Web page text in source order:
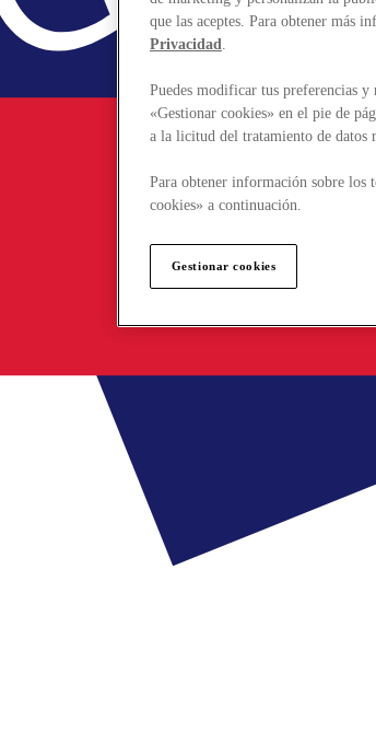
que las aceptes. Para obtener más
Privacidad.
Puedes modificar tus preferencias
«Gestionar cookies» en el pie de
a la licitud del tratamiento de datos
Para obtener información sobre los
cookies» a continuación.
Gestionar cookies